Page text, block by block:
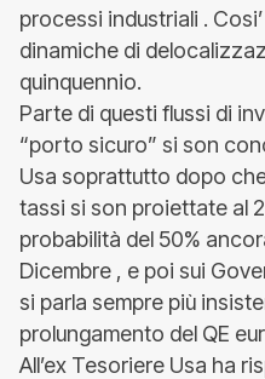
processi industriali .
dinamiche di
quinquennio.
Parte di questi flussi di
“porto sicuro” si son
Usa soprattutto dopo
tassi si son proiettate al
probabilità del 50%
Dicembre , e poi sui
si parla sempre più
prolungamento del QE
All’ex Tesoriere Usa ha